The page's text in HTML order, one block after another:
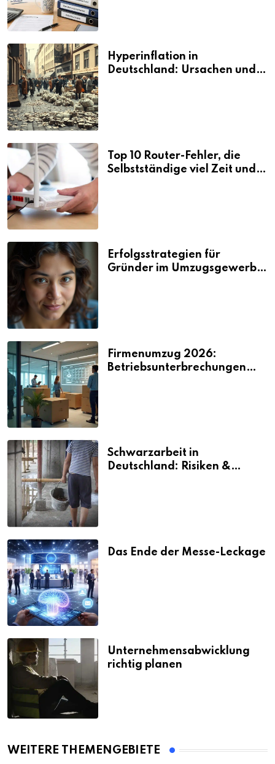
Hyperinflation in
Deutschland: Ursachen und
Top 10 Router-Fehler, die
Selbstständige viel Zeit und
Erfolgsstrategien für
Gründer im Umzugsgewerbe
Firmenumzug 2026:
Betriebsunterbrechungen
Schwarzarbeit in
Deutschland: Risiken &
Das Ende der Messe-Leckage
Unternehmensabwicklung
richtig planen
WEITERE THEMENGEBIETE